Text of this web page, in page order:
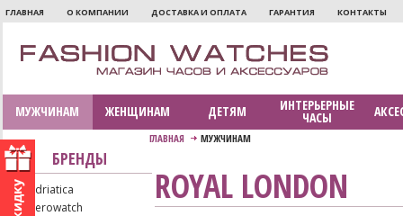
ГЛАВНАЯ О КОМПАНИИ ДОСТАВКА И ОПЛАТА ГАРАНТИЯ КОНТАКТЫ
МУЖЧИНАМ ЖЕНЩИНАМ ДЕТЯМ ИНТЕРЬЕРНЫЕ
ЧАСЫ
ГЛАВНАЯ МУЖЧИНАМ
БРЕНДЫ
Adriatica
Aerowatch
ROYAL LONDON